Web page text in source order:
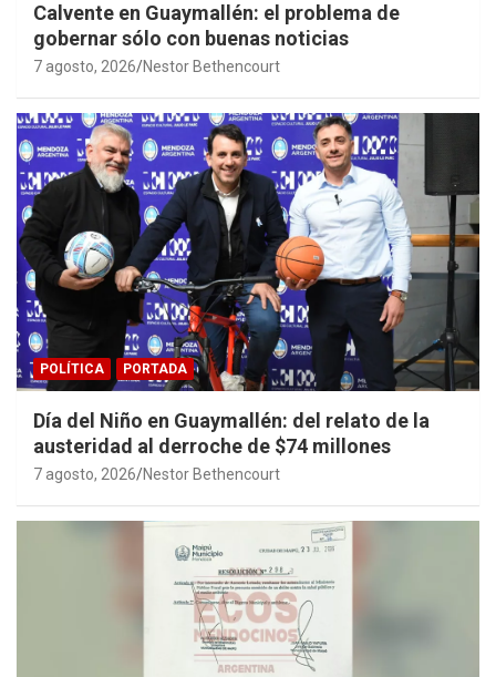
Calvente en Guaymallén: el problema de
gobernar sólo con buenas noticias
7 agosto, 2026 Nestor Bethencourt
POLÍTICA PORTADA
Día del Niño en Guaymallén: del relato de la
austeridad al derroche de $74 millones
7 agosto, 2026 Nestor Bethencourt